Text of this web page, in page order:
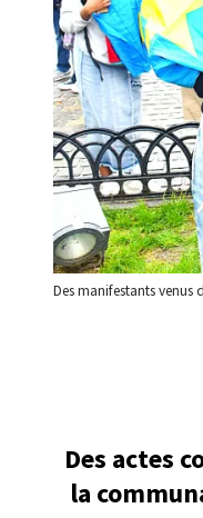
Des manifestants venus
Des actes
la